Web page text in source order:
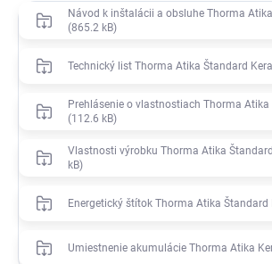
Návod k inštalácii a obsluhe Thorma
(865.2 kB)
Technický list Thorma Atika Štandard
Prehlásenie o vlastnostiach Thorma
(112.6 kB)
Vlastnosti výrobku Thorma Atika
kB)
Energetický štítok Thorma Atika Štandard
Umiestnenie akumulácie Thorma Atika